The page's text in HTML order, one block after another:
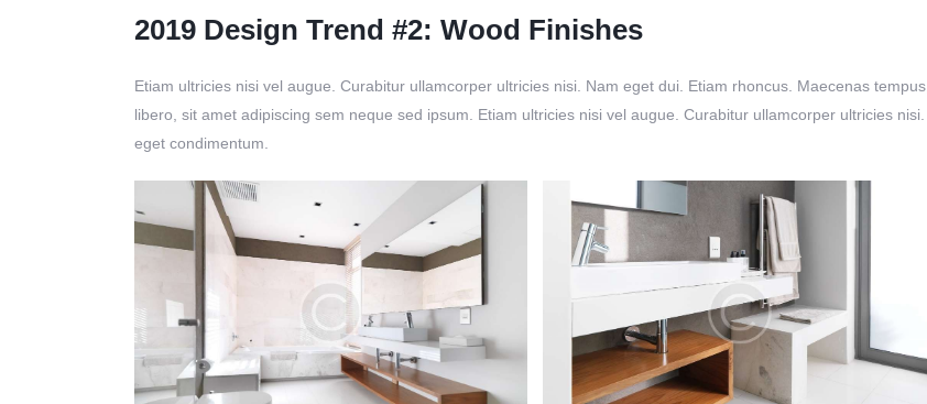
2019 Design Trend #2: Wood Finishes
Etiam ultricies nisi vel augue. Curabitur ullamcorper ultricies nisi. Nam eget dui. Etiam rhoncus. Maecenas
libero, sit amet adipiscing sem neque sed ipsum. Etiam ultricies nisi vel augue. Curabitur ullamcorper ultricies
eget condimentum.